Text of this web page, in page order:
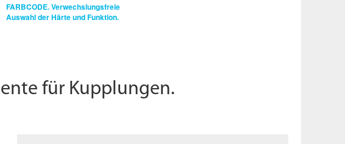
FARBCODE.Verwechslungsfreie
Auswahl der Härte und Funktion.
für Kupplungen.